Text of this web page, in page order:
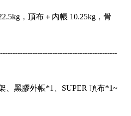
，頂布＋內帳 10.25kg，骨
、黑膠外帳*1、SUPER 頂布*1~